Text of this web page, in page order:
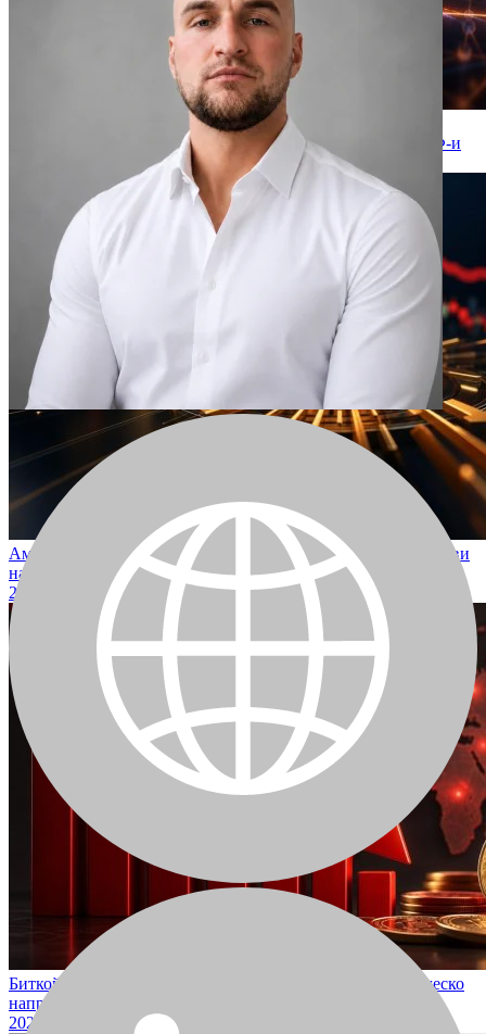
ЕТФ-ите за Етериум и Биткойн отбелязват отливи след
поредица от притоци, Япония обмисля спот Биткойн ЕТФ-и
Американските спот Биткойн ETF претърпяват нетни отливи
на фона на макроикономически опасения
2026-07-27
Биткойн ETF-ите отчитат отливи на фона на геополитическо
напрежение
2026-07-25